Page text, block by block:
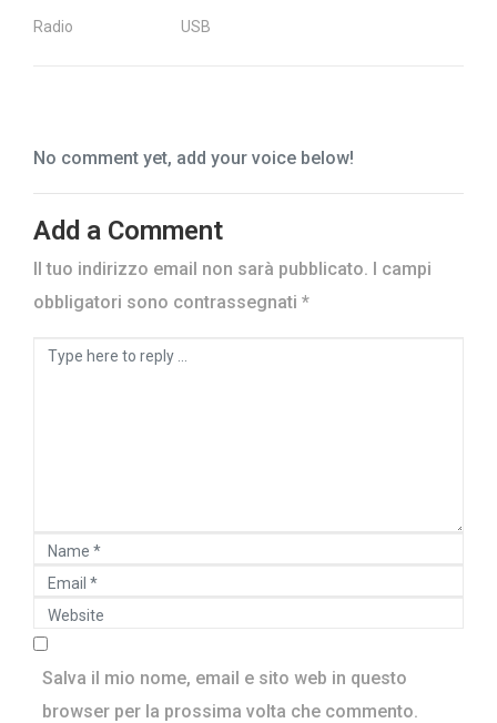
Radio
USB
No comment yet, add your voice below!
Add a Comment
Il tuo indirizzo email non sarà pubblicato. I campi
obbligatori sono contrassegnati *
Comment
Name
Email
Website
Salva il mio nome, email e sito web in questo
browser per la prossima volta che commento.